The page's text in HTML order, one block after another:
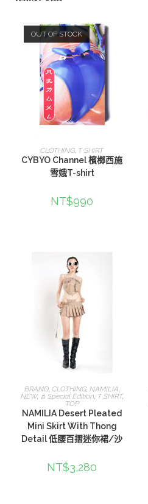
OUT OF STOCK
選擇規格
CLOTHING T SHIRT
CYBYO Channel 檳榔西施
雪娥T-shirt
NT$990
選擇規格
BRAND, CLOTHING, NAMILIA,
NEW, ♬Special Edition, T SHIRT,
TOP
NAMILIA Desert Pleated
Mini Skirt With Thong
Detail 低腰百摺迷你裙/沙
NT$3,280